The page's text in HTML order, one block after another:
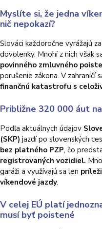
Myslíte si, že jedna
nič nepokazí?
Slováci každoročne vyrážajú
dovolenky. Mnohí z nich však
povinného zmluvného
porušenie zákona. V zahraničí
finančnú katastrofu s
Približne 320 000 áut
Podľa aktuálnych údajov
(SKP) jazdí po slovenských
bez platného PZP, čo
registrovaných vozidiel.
garáži a využívajú sa len
víkendové jazdy.
V celej EÚ platí
musí byť poistené